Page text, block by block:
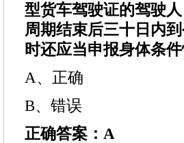
型货车驾驶证的驾驶
周期结束后三十日内
时还应当申报身体条件
A、正确
B、错误
正确答案：A